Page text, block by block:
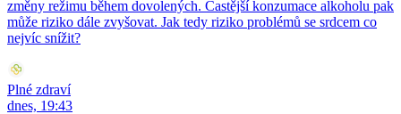
změny režimu během dovolených. Častější konzumace alkoholu pak
může riziko dále zvyšovat. Jak tedy riziko problémů se srdcem co
nejvíc snížit?
Plné zdraví
dnes, 19:43